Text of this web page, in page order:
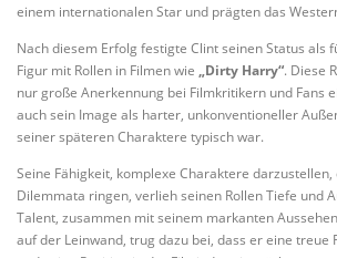
einem internationalen Star und prägten das
Nach diesem Erfolg festigte Clint seinen Status als
Figur mit Rollen in Filmen wie „Dirty Harry“. Diese
nur große Anerkennung bei Filmkritikern und Fans
auch sein Image als harter, unkonventioneller
seiner späteren Charaktere typisch war.
Seine Fähigkeit, komplexe Charaktere
Dilemmata ringen, verlieh seinen Rollen Tiefe und
Talent, zusammen mit seinem markanten
auf der Leinwand, trug dazu bei, dass er eine treue